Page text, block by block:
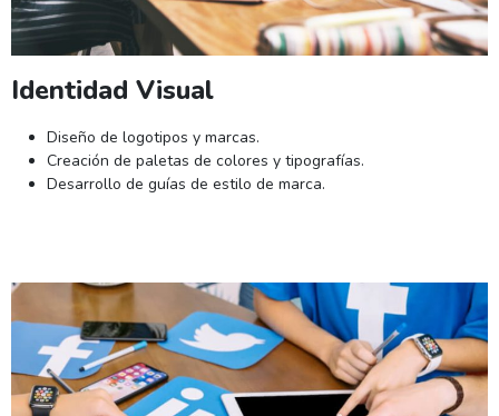
Identidad Visual
Diseño de logotipos y marcas.
Creación de paletas de colores y tipografías.
Desarrollo de guías de estilo de marca.